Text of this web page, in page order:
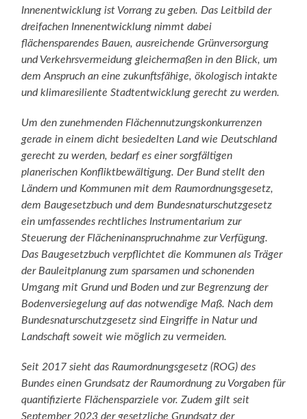
Innenentwicklung ist Vorrang zu geben. Das Leitbild der
dreifachen Innenentwicklung nimmt dabei
flächensparendes Bauen, ausreichende Grünversorgung
und Verkehrsvermeidung gleichermaßen in den Blick, um
dem Anspruch an eine zukunftsfähige, ökologisch intakte
und klimaresiliente Stadtentwicklung gerecht zu werden.
Um den zunehmenden Flächennutzungskonkurrenzen
gerade in einem dicht besiedelten Land wie Deutschland
gerecht zu werden, bedarf es einer sorgfältigen
planerischen Konfliktbewältigung. Der Bund stellt den
Ländern und Kommunen mit dem Raumordnungsgesetz,
dem Baugesetzbuch und dem Bundesnaturschutzgesetz
ein umfassendes rechtliches Instrumentarium zur
Steuerung der Flächeninanspruchnahme zur Verfügung.
Das Baugesetzbuch verpflichtet die Kommunen als Träger
der Bauleitplanung zum sparsamen und schonenden
Umgang mit Grund und Boden und zur Begrenzung der
Bodenversiegelung auf das notwendige Maß. Nach dem
Bundesnaturschutzgesetz sind Eingriffe in Natur und
Landschaft soweit wie möglich zu vermeiden.
Seit 2017 sieht das Raumordnungsgesetz (ROG) des
Bundes einen Grundsatz der Raumordnung zu Vorgaben für
quantifizierte Flächensparziele vor. Zudem gilt seit
September 2023 der gesetzliche Grundsatz der